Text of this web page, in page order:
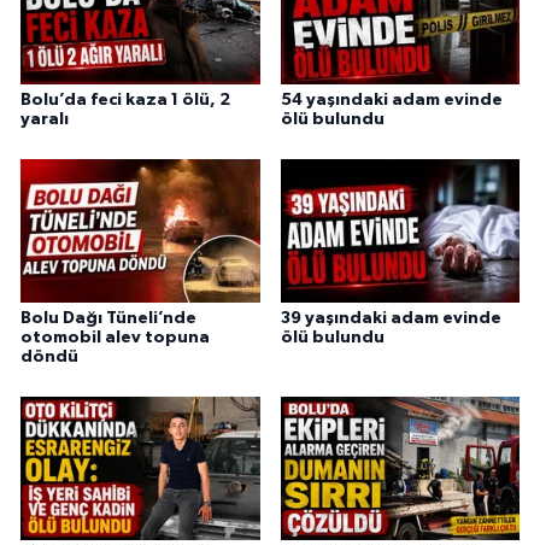
Bolu’da feci kaza 1 ölü, 2
yaralı
54 yaşındaki adam evinde
ölü bulundu
Bolu Dağı Tüneli’nde
otomobil alev topuna
döndü
39 yaşındaki adam evinde
ölü bulundu